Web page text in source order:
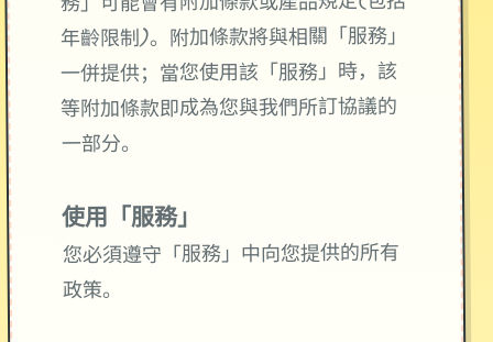
年齡限制)。附加條款將與相關「服務」
一併提供；當您使用該「服務」時，該
等附加條款即成為您與我們所訂協議的
一部分。
使用「服務」
您必須遵守「服務」中向您提供的所有
政策。